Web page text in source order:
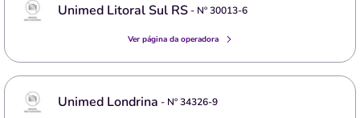
Unimed Litoral Sul RS- Nº30013-6
Ver página da operadora
Unimed Londrina - Nº34326-9